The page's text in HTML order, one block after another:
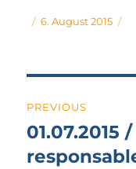
Author
Posted
6. August 2015
navigation
PREVIOUS
Previous
post:
01.07.2015